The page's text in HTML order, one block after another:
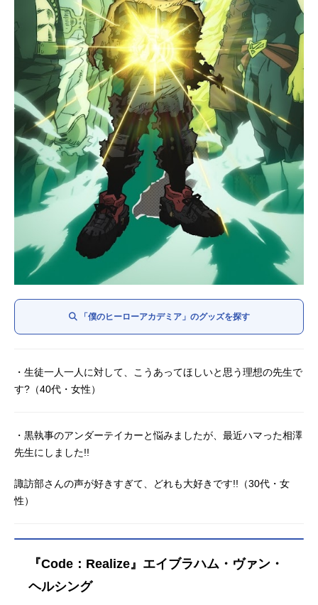
「僕のヒーローアカデミア」のグッズを探す
・生徒一人一人に対して、こうあってほしいと思う理想の先生で
す?（40代・女性）
・黒執事のアンダーテイカーと悩みましたが、最近ハマった相澤
先生にしました!!
諏訪部さんの声が好きすぎて、どれも大好きです!!（30代・女
性）
『Code：Realize』エイブラハム・ヴァン・
ヘルシング